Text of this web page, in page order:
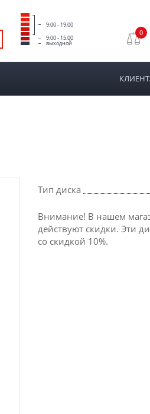
9:00 - 19:00
9:00 - 15:00
выходной
0
Тип диска
Внимание! В нашем
действуют скидки. Эти
со скидкой 10%.